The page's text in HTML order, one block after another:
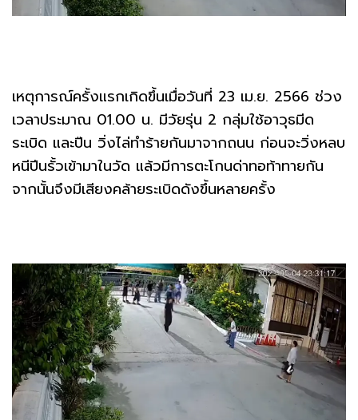
เหตุการณ์ครั้งแรกเกิดขึ้นเมื่อวันที่ 23 เม.ย. 2566 ช่วง
เวลาประมาณ 01.00 น. มีวัยรุ่น 2 กลุ่มใช้อาวุธมีด
ระเบิด และปืน วิ่งไล่ทำร้ายกันมาจากถนน ก่อนจะวิ่งหลบ
หนีปีนรั้วเข้ามาในวัด แล้วมีการตะโกนด่าทอท้าทายกัน
จากนั้นจึงมีเสียงคล้ายระเบิดดังขึ้นหลายครั้ง